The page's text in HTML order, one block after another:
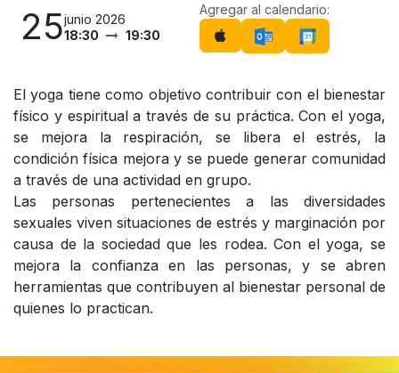
25junio 2026
18:30
19:30
Agregar al calendario:
El yoga tiene como objetivo contribuir con el bienestar
físico y espiritual a través de su práctica. Con el yoga,
se mejora la respiración, se libera el estrés, la
condición física mejora y se puede generar comunidad
a través de una actividad en grupo.
Las personas pertenecientes a las diversidades
sexuales viven situaciones de estrés y marginación por
causa de la sociedad que les rodea. Con el yoga, se
mejora la confianza en las personas, y se abren
herramientas que contribuyen al bienestar personal de
quienes lo practican.